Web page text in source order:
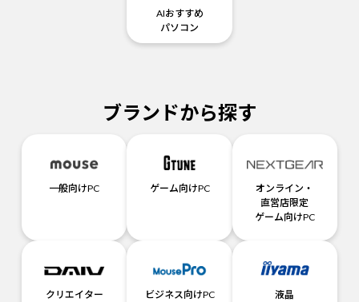
AIおすすめ
パソコン
ブランドから探す
一般向けPC ゲーム向けPC
オンライン・
直営店限定
ゲーム向けPC
クリエイター
ビジネス向けPC
液晶